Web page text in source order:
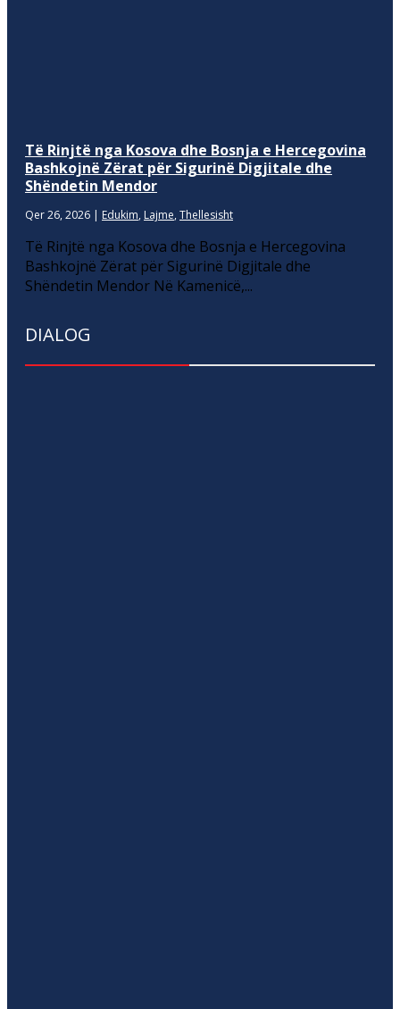
Të Rinjtë nga Kosova dhe Bosnja e Hercegovina
Bashkojnë Zërat për Sigurinë Digjitale dhe
Shëndetin Mendor
Qer 26, 2026 | Edukim, Lajme, Thellesisht
Të Rinjtë nga Kosova dhe Bosnja e Hercegovina
Bashkojnë Zërat për Sigurinë Digjitale dhe
Shëndetin Mendor Në Kamenicë,...
DIALOG